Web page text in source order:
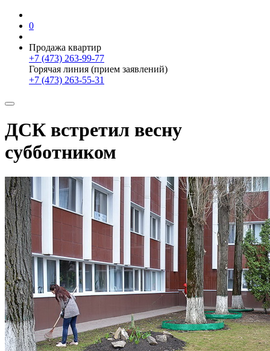
0
Продажа квартир
+7 (473) 263-99-77
Горячая линия (прием заявлений)
+7 (473) 263-55-31
ДСК встретил весну
субботником